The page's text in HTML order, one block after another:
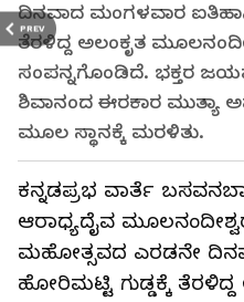
PREV
ದಿನವಾದ ಮಂಗಳವಾರ
ತೆರಳಿದ್ದ ಅಲಂಕೃತ
ಸಂಪನ್ನಗೊಂಡಿದೆ. ಭಕ್ತರ
ಶಿವಾನಂದ ಈರಕಾರ ಮುತ್ಯಾ
ಮೂಲ ಸ್ಥಾನಕ್ಕೆ ಮರಳಿತು.
ಕನ್ನಡಪ್ರಭ ವಾರ್ತೆ
ಆರಾಧ್ಯದೈವ
ಮಹೋತ್ಸವದ ಎರಡನೇ
ಹೋರಿಮಟ್ಟಿ ಗುಡ್ಡಕ್ಕೆ